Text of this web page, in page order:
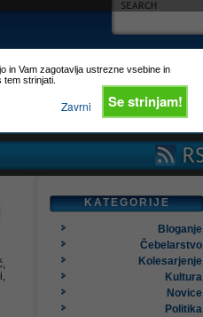
in Vam zagotavlja ustrezne vsebine in
strinjati.
Se strinjam!
Zavrni
KATEGORIJE
Bloganje
Čebelarstvo
Kolesarjenje
Kultura
Novice
Politika